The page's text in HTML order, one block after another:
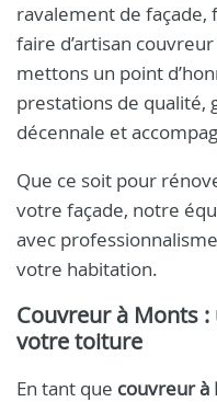
ravalement de façade,
faire d’artisan
mettons un point
prestations de qualité,
décennale et
Que ce soit pour
votre façade, notre
avec
votre habitation.
Couvreur à Monts
votre toiture
En tant que couvreur à